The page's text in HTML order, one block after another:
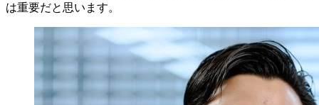
は重要だと思います。